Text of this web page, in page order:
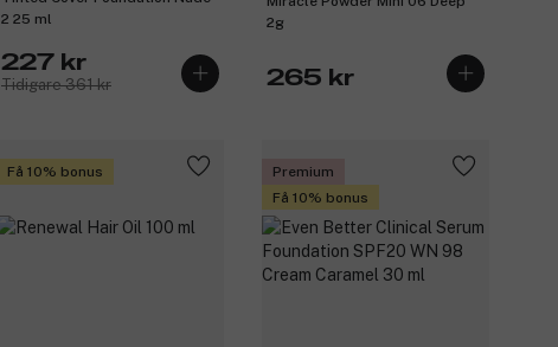
2 25 ml
227 kr
Tidigare 361 kr
2g
265 kr
Få 10% bonus
Premium
Få 10% bonus